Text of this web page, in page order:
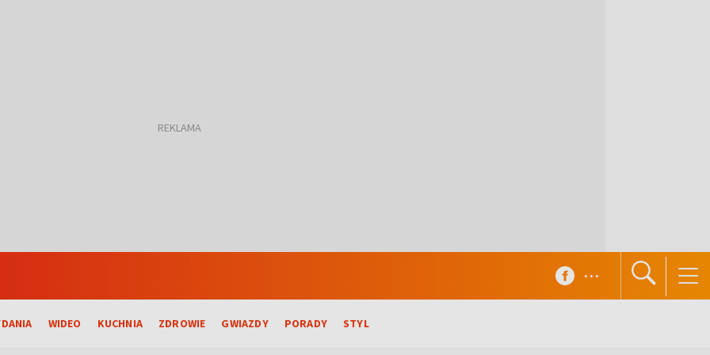
WIDEO KUCHNIA ZDROWIE GWIAZDY PORADY STYL
...